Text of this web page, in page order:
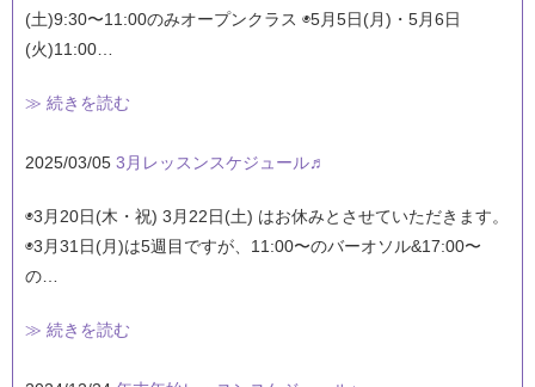
(土)9:30〜11:00のみオープンクラス ◉5月5日(月)・5月6日
(火)11:00…
≫ 続きを読む
2025/03/05 3月レッスンスケジュール♬
◉3月20日(木・祝) 3月22日(土) はお休みとさせていただきます。
◉3月31日(月)は5週目ですが、11:00〜のバーオソル&17:00〜
の…
≫ 続きを読む